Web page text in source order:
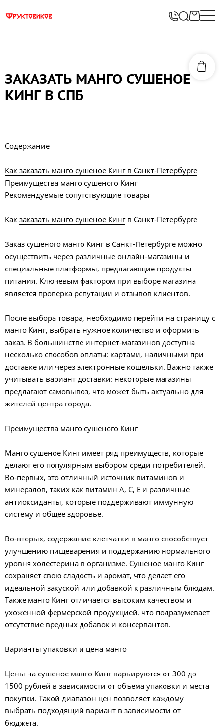
ЗАКАЗАТЬ МАНГО СУШЕНОЕ
КИНГ В СПБ
Содержание
Как заказать манго сушеное Кинг в Санкт-Петербурге
Преимущества манго сушеного Кинг
Рекомендуемые сопутствующие товары
Как заказать манго сушеное Кингв Санкт-Петербурге
Заказ сушеного манго Кинг в Санкт-Петербурге можно
осуществить через различные онлайн-магазины и
специальные платформы, предлагающие продукты
питания. Ключевым фактором при выборе магазина
является проверка репутации и отзывов клиентов.
После выбора товара, необходимо перейти на страницу с
манго Кинг, выбрать нужное количество и оформить
заказ. В большинстве интернет-магазинов доступна
несколько способов оплаты: картами, наличными при
доставке или через электронные кошельки. Важно также
учитывать вариант доставки: некоторые магазины
предлагают самовывоз, что может быть актуально для
жителей центра города.
Преимущества манго сушеного Кинг
Манго сушеное Кинг имеет ряд преимуществ, которые
делают его популярным выбором среди потребителей.
Во-первых, это отличный источник витаминов и
минералов, таких как витамин A, C, E и различные
антиоксиданты, которые поддерживают иммунную
систему и общее здоровье.
Во-вторых, содержание клетчатки в манго способствует
улучшению пищеварения и поддержанию нормального
уровня холестерина в организме. Сушеное манго Кинг
сохраняет свою сладость и аромат, что делает его
идеальной закуской или добавкой к различным блюдам.
Также манго Кинг отличается высоким качеством и
ухоженной фермерской продукцией, что подразумевает
отсутствие вредных добавок и консервантов.
Варианты упаковки и цена манго
Цены на сушеное манго Кинг варьируются от 300 до
1500 рублей в зависимости от объема упаковки и места
покупки. Такой диапазон цен позволяет каждому
выбрать подходящий вариант в зависимости от
бюджета.